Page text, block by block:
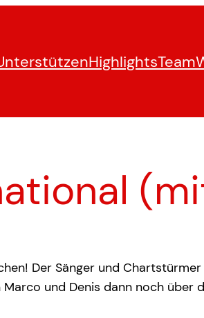
HighlightsTeam
Der Sänger und
und Denis dann noch über